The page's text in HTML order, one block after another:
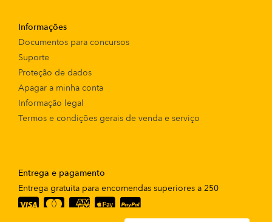
Informações
Documentos para concursos
Suporte
Proteção de dados
Apagar a minha conta
Informação legal
Termos e condições gerais de venda e serviço
Entrega e pagamento
Entrega gratuita para encomendas superiores a 250